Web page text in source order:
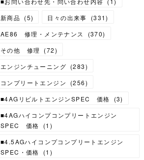
新商品 (5) 日々の出来事 (331)
AE86 修理・メンテナンス
(370)
その他 修理
(72)
エンジンチューニング (283)
コンプリートエンジン
(256)
■4AGリビルトエンジンSPEC 価格
(3)
■4AGハイコンプコンプリートエンジン
SPEC 価格
(1 )
■4.5AGハイコンプコンプリートエンジン
SPEC・価格
(1 )